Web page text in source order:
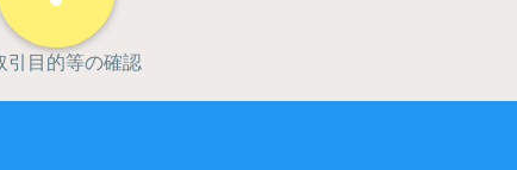
たしません。
る情報は、申込人等の返済能力の調査以外
開情報は、適切な業務運営その他の必要と
引目的等の確認